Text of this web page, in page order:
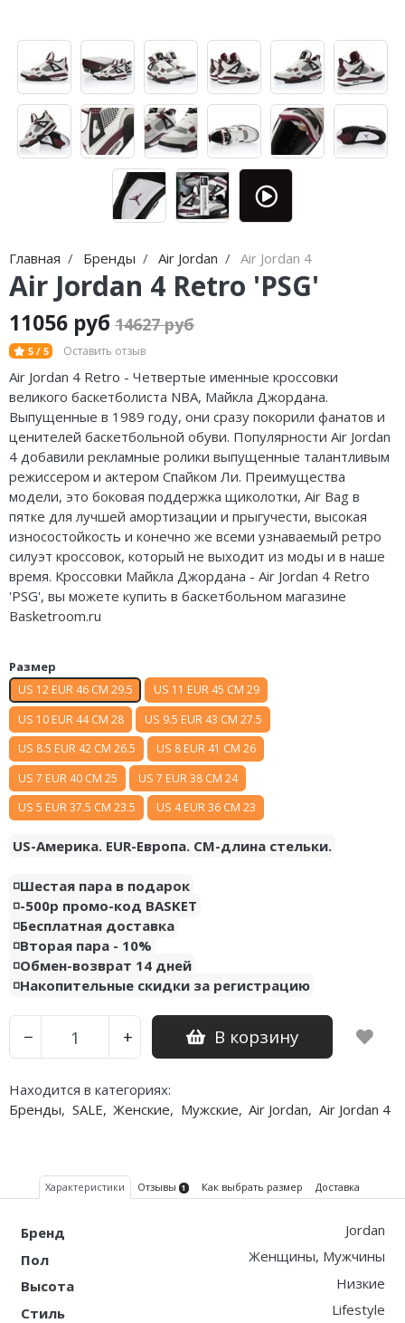
Главная Бренды Air Jordan Air Jordan 4
Air Jordan 4 Retro 'PSG'
11056 руб 14627 руб
5 / 5 Оставить отзыв
Air Jordan 4 Retro - Четвертые именные кроссовки
великого баскетболиста NBA, Майкла Джордана.
Выпущенные в 1989 году, они сразу покорили фанатов и
ценителей баскетбольной обуви. Популярности Air Jordan
4 добавили рекламные ролики выпущенные талантливым
режиссером и актером Спайком Ли. Преимущества
модели, это боковая поддержка щиколотки, Air Bag в
пятке для лучшей амортизации и прыгучести, высокая
износостойкость и конечно же всеми узнаваемый ретро
силуэт кроссовок, который не выходит из моды и в наше
время. Кроссовки Майкла Джордана - Air Jordan 4 Retro
'PSG', вы можете купить в баскетбольном магазине
Basketroom.ru
Размер
US 12 EUR 46 CM 29.5
US 11 EUR 45 CM 29
US 10 EUR 44 CM 28
US 9.5 EUR 43 CM 27.5
US 8.5 EUR 42 CM 26.5
US 8 EUR 41 CM 26
US 7 EUR 40 CM 25
US 7 EUR 38 CM 24
US 5 EUR 37.5 CM 23.5
US 4 EUR 36 CM 23
US-Америка. EUR-Европа. CM-длина стельки.
◽️Шестая пара в подарок
◽️-500р промо-код BASKET
◽️Бесплатная доставка
◽️Вторая пара - 10%
◽️Обмен-возврат 14 дней
◽️Накопительные скидки за регистрацию
− + В корзину
Находится в категориях:
Бренды, SALE, Женские, Мужские, Air Jordan, Air Jordan 4
Характеристики Отзывы 1 Как выбрать размер Доставка
Бренд
Jordan
Пол
Женщины, Мужчины
Высота
Низкие
Стиль
Lifestyle
Nike Dunk
Nike Shox
Nike Blazer
Nike P-6000
Nike Initiator
Nike Precision
Nike Hyperdunk
Nike Hyperset
Nike Cosmic Unity
Nike Air Deldon
Nike Sabrina
Nike A’ja
Nike ST
Nike GT
Nike Ja
Nike LeBron
Nike Kyrie
Nike Freak
Nike KD
Nike PG
Nike Kobe
Nike Uptempo
Nike Foamposite
adidas Samba
adidas Gazelle
adidas Handball
adidas Adistar
adidas adiFOM
adidas Harden
adidas Dame
adidas AE
Adidas Yeezy Boost 350 V2